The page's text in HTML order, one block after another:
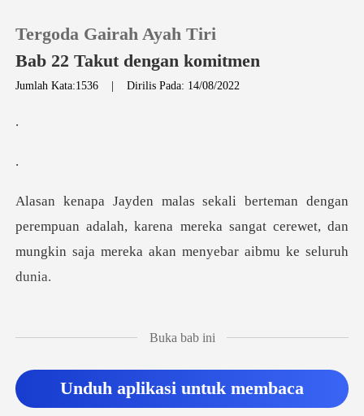
Riwayat Membaca
Keluar
Tergoda Gairah Ayah Tiri
Bab 22 Takut dengan komitmen
Jumlah Kata:1536 |Dirilis Pada: 14/08/2022
empuan adalah, karena mereka sangat cerewet, dan
mung
memiliki tem
ada semua orang jika
Jayden
Buka bab ini
Unduh aplikasi untuk membaca